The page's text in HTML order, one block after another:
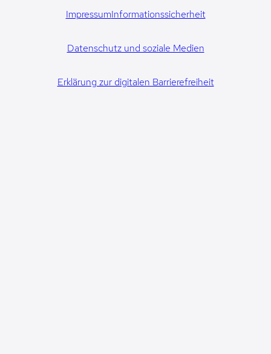
ImpressumInformationssicherheit
Datenschutz und soziale Medien
Erklärung zur digitalen Barrierefreiheit